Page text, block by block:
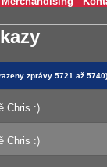
zprávy 5721 až 5740)
Chris :)
Chris :)